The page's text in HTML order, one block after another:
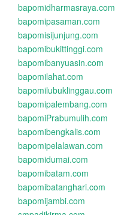
bapomidharmasraya.com
bapomipasaman.com
bapomisijunjung.com
bapomibukittinggi.com
bapomibanyuasin.com
bapomilahat.com
bapomilubuklinggau.com
bapomipalembang.com
bapomiPrabumulih.com
bapomibengkalis.com
bapomipelalawan.com
bapomidumai.com
bapomibatam.com
bapomibatanghari.com
bapomijambi.com